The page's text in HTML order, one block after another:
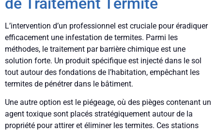
L’intervention d’un professionnel est cruciale pour éradiquer
efficacement une infestation de termites. Parmi les
méthodes, le traitement par barrière chimique est une
solution forte. Un produit spécifique est injecté dans le sol
tout autour des fondations de l’habitation, empêchant les
termites de pénétrer dans le bâtiment.
Une autre option est le piégeage, où des pièges contenant un
agent toxique sont placés stratégiquement autour de la
propriété pour attirer et éliminer les termites. Ces stations